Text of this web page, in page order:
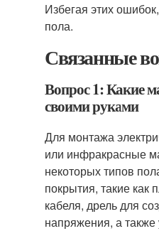
Избегая этих
пола.
Связанные
Вопрос 1: Какие
своими руками
Для монтажа
или инфракрасные
некоторых типов
покрытия, такие как
кабеля, дрель для
напряжения, а